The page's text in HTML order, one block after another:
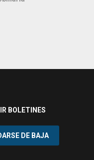
BOLETINES
DE BAJA
política de privacidad?
cookies para